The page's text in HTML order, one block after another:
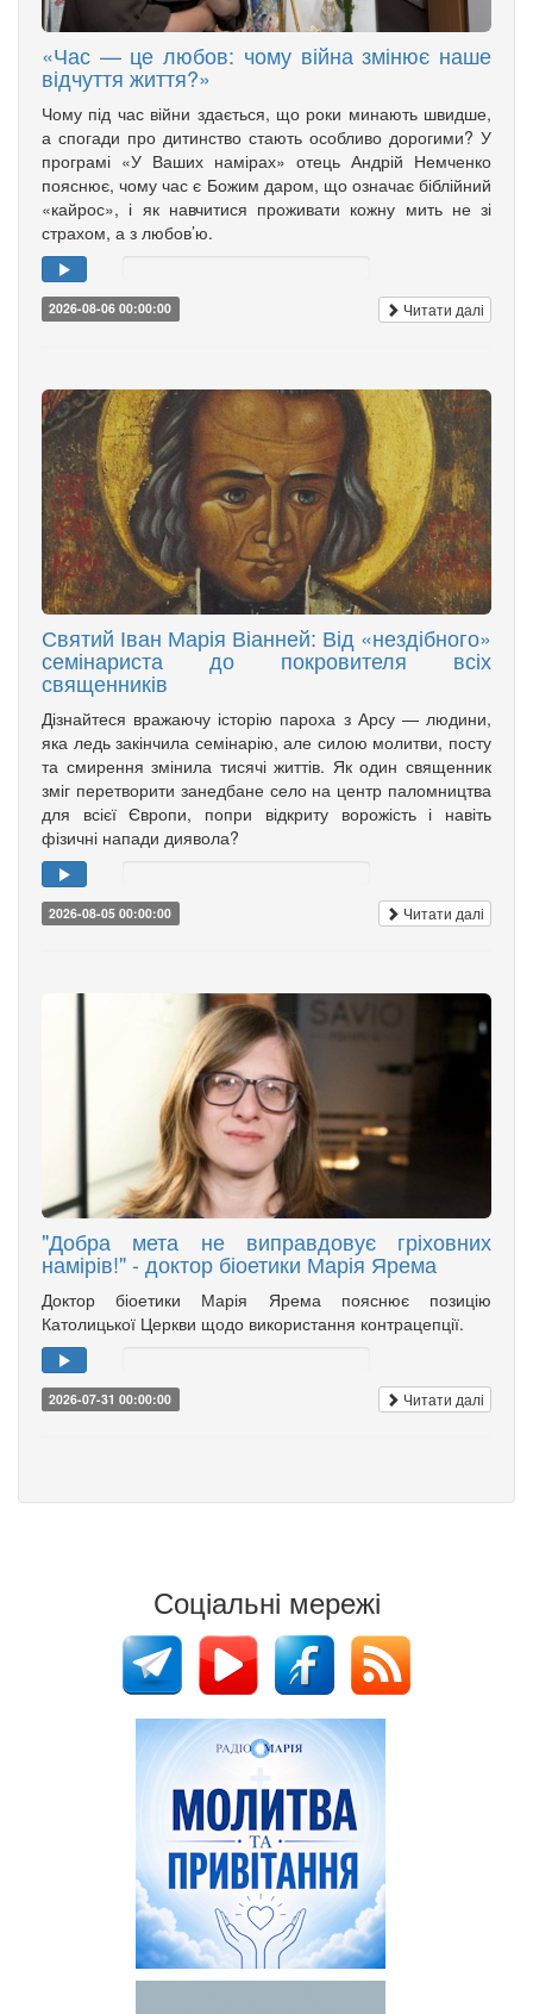
«Час — це любов: чому війна змінює наше
відчуття життя?»
Чому під час війни здається, що роки минають швидше,
а спогади про дитинство стають особливо дорогими? У
програмі «У Ваших намірах» отець Андрій Немченко
пояснює, чому час є Божим даром, що означає біблійний
«кайрос», і як навчитися проживати кожну мить не зі
страхом, а з любов’ю.
2026-08-06 00:00:00 Читати далі
Святий Іван Марія Віанней: Від «нездібного»
семінариста до покровителя всіх
священників
Дізнайтеся вражаючу історію пароха з Арсу — людини,
яка ледь закінчила семінарію, але силою молитви, посту
та смирення змінила тисячі життів. Як один священник
зміг перетворити занедбане село на центр паломництва
для всієї Європи, попри відкриту ворожість і навіть
фізичні напади диявола?
2026-08-05 00:00:00 Читати далі
"Добра мета не виправдовує гріховних
намірів!" - доктор біоетики Марія Ярема
Доктор біоетики Марія Ярема пояснює позицію
Католицької Церкви щодо використання контрацепції.
2026-07-31 00:00:00 Читати далі
Соціальні мережі